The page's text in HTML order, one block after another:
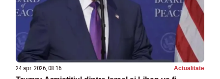
24 apr. 2026, 08:16 Actualitate